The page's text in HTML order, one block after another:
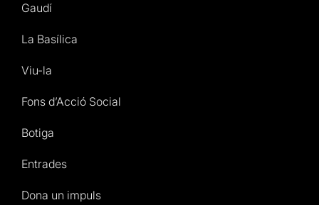
Gaudí
La Basílica
Viu-la
Fons d’Acció Social
Botiga
Entrades
Dona un impuls